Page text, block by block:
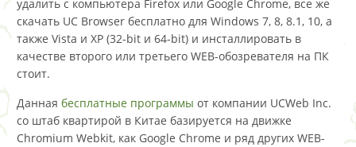
удалить с компьютера Firefox или Google Chrome, все же
скачать UC Browser бесплатно для Windows 7, 8, 8.1, 10, а
также Vista и XP (32-bit и 64-bit) и инсталлировать в
качестве второго или третьего WEB-обозревателя на ПК
стоит.
Данная бесплатные программы от компании UCWeb Inc.
со штаб квартирой в Китае базируется на движке
Chromium Webkit, как Google Chrome и ряд других WEB-